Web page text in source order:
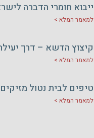
ייבוא חומרי הדברה
למאמר המלא >
קיצוץ הדשא – דרך
למאמר המלא >
טיפים לבית נטול מזיקים
למאמר המלא >